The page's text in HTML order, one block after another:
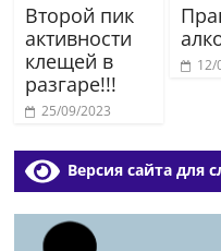
Второй пик
активности
клещей в
разгаре!!!
25/09/2023
12/
Версия сайта для